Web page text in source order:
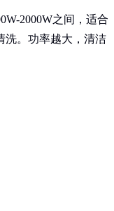
2000W之间，适合
洗。功率越大，清洁